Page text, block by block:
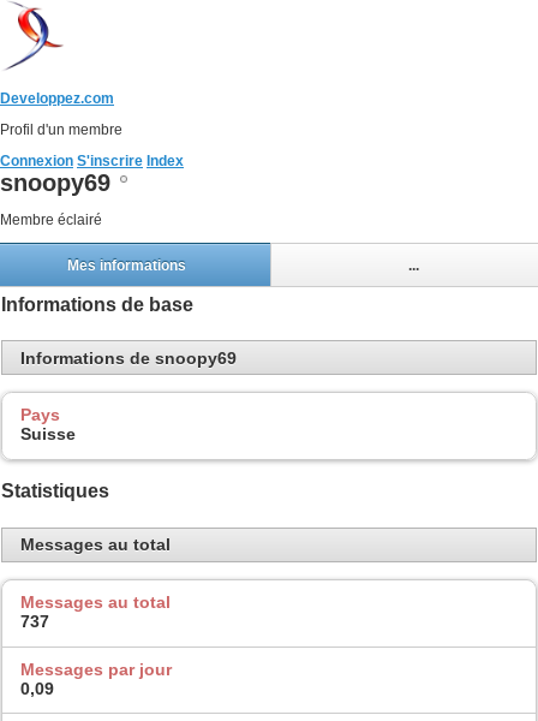
Developpez.com
Profil d'un membre
Connexion S'inscrire Index
snoopy69
Membre éclairé
Mes informations ...
Informations de base
Informations de snoopy69
Pays
Suisse
Statistiques
Messages au total
Messages au total
737
Messages par jour
0,09